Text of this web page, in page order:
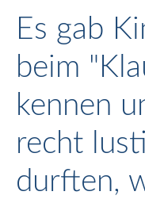
Es gab
beim
kennen
recht
durften,